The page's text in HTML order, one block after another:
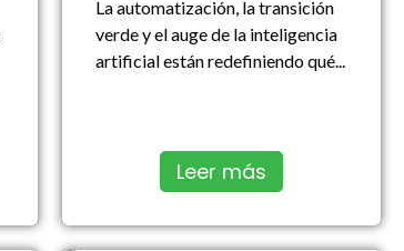
La automatización, la transición
verde y el auge de la inteligencia
artificial están redefiniendo qué...
Leer más